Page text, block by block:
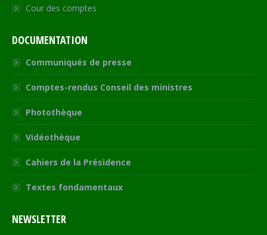
Cour des comptes
DOCUMENTATION
Communiqués de presse
Comptes-rendus Conseil des ministres
Photothèque
Vidéothèque
Cahiers de la Présidence
Textes fondamentaux
NEWSLETTER